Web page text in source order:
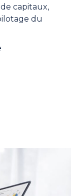
capitaux,
du